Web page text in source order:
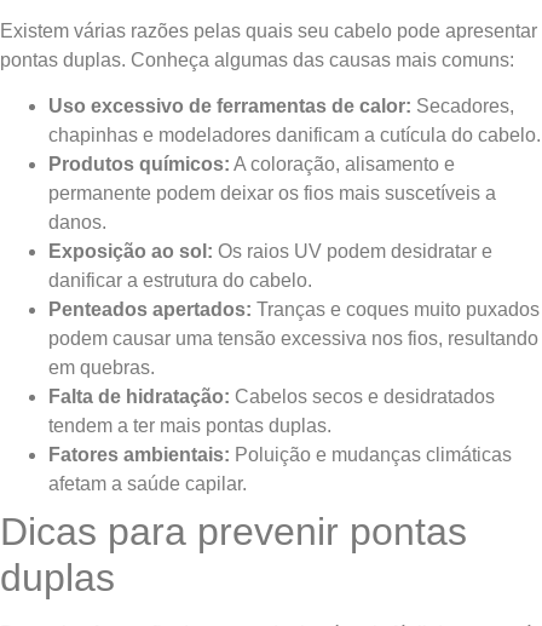
Existem várias razões pelas quais seu cabelo pode apresentar
pontas duplas. Conheça algumas das causas mais comuns:
Uso excessivo de ferramentas de calor: Secadores,
chapinhas e modeladores danificam a cutícula do cabelo.
Produtos químicos: A coloração, alisamento e
permanente podem deixar os fios mais suscetíveis a
danos.
Exposição ao sol: Os raios UV podem desidratar e
danificar a estrutura do cabelo.
Penteados apertados: Tranças e coques muito puxados
podem causar uma tensão excessiva nos fios, resultando
em quebras.
Falta de hidratação: Cabelos secos e desidratados
tendem a ter mais pontas duplas.
Fatores ambientais: Poluição e mudanças climáticas
afetam a saúde capilar.
Dicas para prevenir pontas
duplas